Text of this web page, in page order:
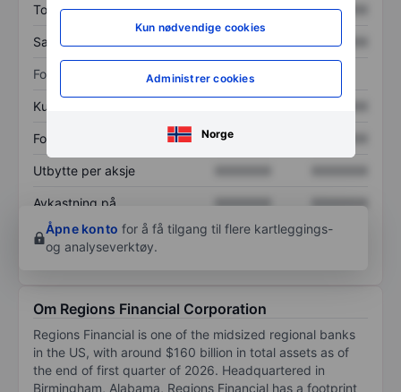
Kun nødvendige cookies
Administrer cookies
Norge
Totale eiendeler XXXXXXX XXXXXXX
Samlet gjeld XXXXXXX
Forholdstall
Kurs/salg
Fortjeneste per aksje XXXXXXX
Utbytte per aksje
Avkastning på
egenkapital
XXXXXXX
XXXXXXX
Åpne konto for å få tilgang til flere kartleggings-
og analyseverktøy.
Om Regions Financial Corporation
Regions Financial is one of the midsized regional banks
in the US, with around $160 billion in total assets as of
the end of first quarter of 2026. Headquartered in
Birmingham, Alabama, Regions Financial has a footprint